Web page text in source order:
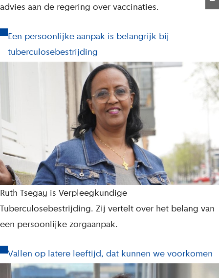
advies aan de regering over vaccinaties.
Een persoonlijke aanpak is belangrijk bij
tuberculosebestrijding
Ruth Tsegay is Verpleegkundige
Tuberculosebestrijding. Zij vertelt over het belang van
een persoonlijke zorgaanpak.
Vallen op latere leeftijd, dat kunnen we voorkomen